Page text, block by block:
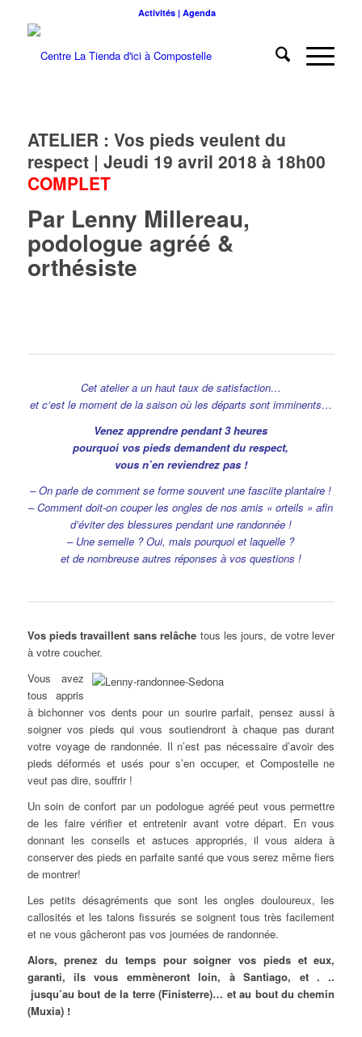
Activités | Agenda
ATELIER : Vos pieds veulent du
respect | Jeudi 19 avril 2018 à 18h00
COMPLET
Par Lenny Millereau,
podologue agréé &
orthésiste
Cet atelier a un haut taux de satisfaction…
et c’est le moment de la saison où les départs sont imminents…
Venez apprendre pendant 3 heures
pourquoi vos pieds demandent du respect,
vous n’en reviendrez pas !
– On parle de comment se forme souvent une fasciite plantaire !
– Comment doit-on couper les ongles de nos amis « orteils » afin
d’éviter des blessures pendant une randonnée !
– Une semelle ? Oui, mais pourquoi et laquelle ?
et de nombreuse autres réponses à vos questions !
Vos pieds travaillent sans relâche tous les jours, de votre lever
à votre coucher.
Vous avez
tous appris
à bichonner vos dents pour un sourire parfait, pensez aussi à
soigner vos pieds qui vous soutiendront à chaque pas durant
votre voyage de randonnée. Il n’est pas nécessaire d’avoir des
pieds déformés et usés pour s’en occuper, et Compostelle ne
veut pas dire, souffrir !
Un soin de confort par un podologue agréé peut vous permettre
de les faire vérifier et entretenir avant votre départ. En vous
donnant les conseils et astuces appropriés, il vous aidera à
conserver des pieds en parfaite santé que vous serez même fiers
de montrer!
Les petits désagréments que sont les ongles douloureux, les
callosités et les talons fissurés se soignent tous très facilement
et ne vous gâcheront pas vos journées de randonnée.
Alors, prenez du temps pour soigner vos pieds et eux,
garanti, ils vous emmèneront loin, à Santiago, et . ..
jusqu’au bout de la terre (Finisterre)… et au bout du chemin
(Muxia) !